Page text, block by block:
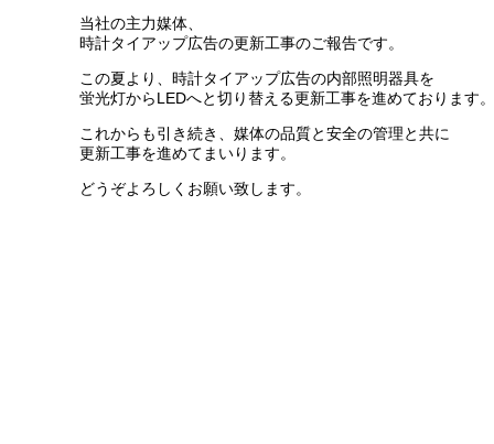
当社の主力媒体、
時計タイアップ広告の更新工事のご報告です。
この夏より、時計タイアップ広告の内部照明器具を
蛍光灯からLEDへと切り替える更新工事を進めております。
これからも引き続き、媒体の品質と安全の管理と共に
更新工事を進めてまいります。
どうぞよろしくお願い致します。